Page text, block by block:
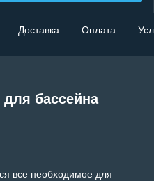
Доставка Оплата
бассейна
все необходимое для